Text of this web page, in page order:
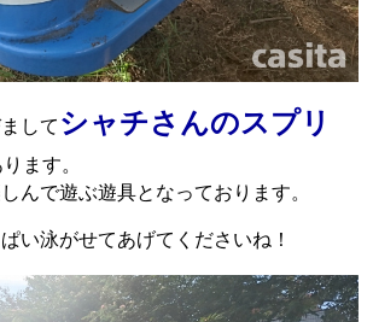
して シャチさんのスプリ
ます。
んで遊ぶ遊具となっております。
い泳がせてあげてくださいね！